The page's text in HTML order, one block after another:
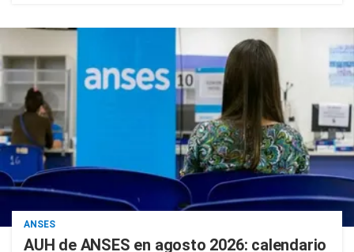
ANSES
AUH de ANSES en agosto 2026: calendario